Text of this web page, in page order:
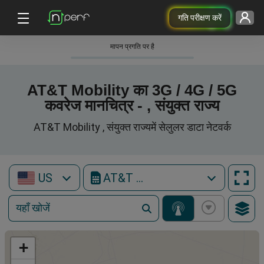
गति परीक्षण करें
मापन प्रगति पर है
AT&T Mobility का 3G / 4G / 5G
कवरेज मानचित्र - , संयुक्त राज्य
AT&T Mobility , संयुक्त राज्यमें सेलुलर डाटा नेटवर्क
US AT&T Mobility
+